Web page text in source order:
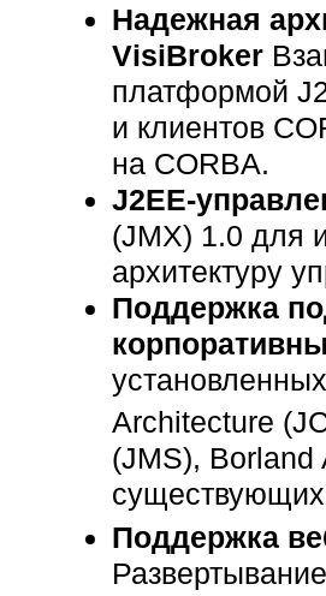
Надежная
VisiBroker
платформой
и клиентов
на CORBA.
J2EE-
(JMX) 1.0 для
архитектуру
Поддержка
Architecture
(JMS), Borland
Поддержка